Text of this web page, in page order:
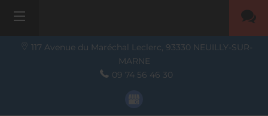
117 Avenue du Maréchal Leclerc, 93330 NEUILLY-SUR-
MARNE
09 74 56 46 30